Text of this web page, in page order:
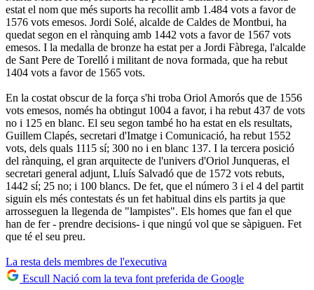
estat el nom que més suports ha recollit amb 1.484 vots a favor de
1576 vots emesos. Jordi Solé, alcalde de Caldes de Montbui, ha
quedat segon en el rànquing amb 1442 vots a favor de 1567 vots
emesos. I la medalla de bronze ha estat per a Jordi Fàbrega, l'alcalde
de Sant Pere de Torelló i militant de nova formada, que ha rebut
1404 vots a favor de 1565 vots.
En la costat obscur de la força s'hi troba Oriol Amorós que de 1556
vots emesos, només ha obtingut 1004 a favor, i ha rebut 437 de vots
no i 125 en blanc. El seu segon també ho ha estat en els resultats,
Guillem Clapés, secretari d'Imatge i Comunicació, ha rebut 1552
vots, dels quals 1115 sí; 300 no i en blanc 137. I la tercera posició
del rànquing, el gran arquitecte de l'univers d'Oriol Junqueras, el
secretari general adjunt, Lluís Salvadó que de 1572 vots rebuts,
1442 sí; 25 no; i 100 blancs. De fet, que el número 3 i el 4 del partit
siguin els més contestats és un fet habitual dins els partits ja que
arrosseguen la llegenda de "lampistes". Els homes que fan el que
han de fer - prendre decisions- i que ningú vol que se sàpiguen. Fet
que té el seu preu.
La resta dels membres de l'executiva
Escull Nació com la teva font preferida de Google